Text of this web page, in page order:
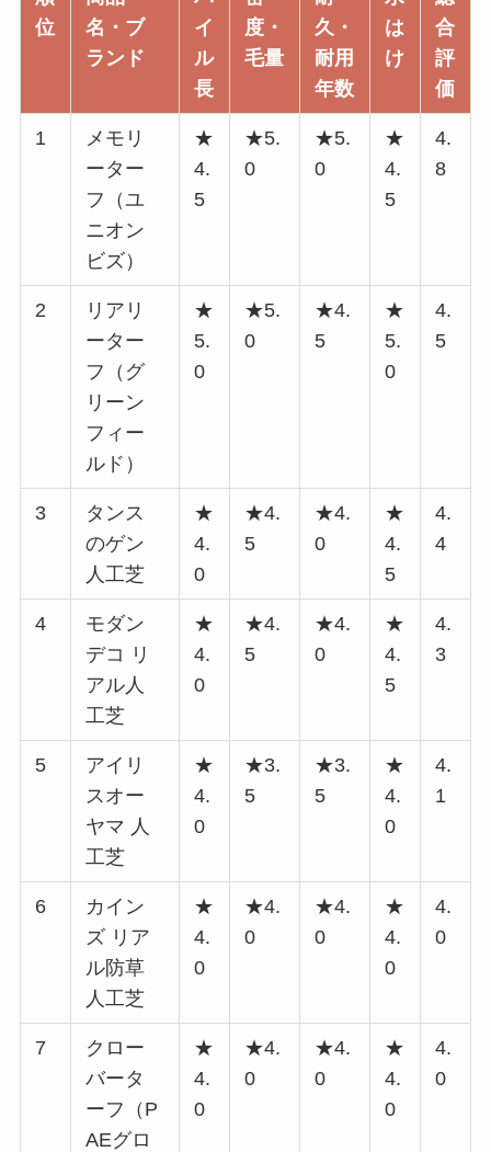
位
名・ブ
ランド
イ
ル
長
度・
毛量
久・
耐用
年数
は
け
合
評
価
1
メモリ
ーター
フ（ユ
ニオン
ビズ）
★
4.
5
★5.
0
★5.
0
★
4.
5
4.
8
2
リアリ
ーター
フ（グ
リーン
フィー
ルド）
★
5.
0
★5.
0
★4.
5
★
5.
0
4.
5
3
タンス
のゲン
人工芝
★
4.
0
★4.
5
★4.
0
★
4.
5
4.
4
4
モダン
デコ リ
アル人
工芝
★
4.
0
★4.
5
★4.
0
★
4.
5
4.
3
5
アイリ
スオー
ヤマ 人
工芝
★
4.
0
★3.
5
★3.
5
★
4.
0
4.
1
6
カイン
ズ リア
ル防草
人工芝
★
4.
0
★4.
0
★4.
0
★
4.
0
4.
0
7
クロー
バータ
ーフ（P
AEグロ
★
4.
0
★4.
0
★4.
0
★
4.
0
4.
0